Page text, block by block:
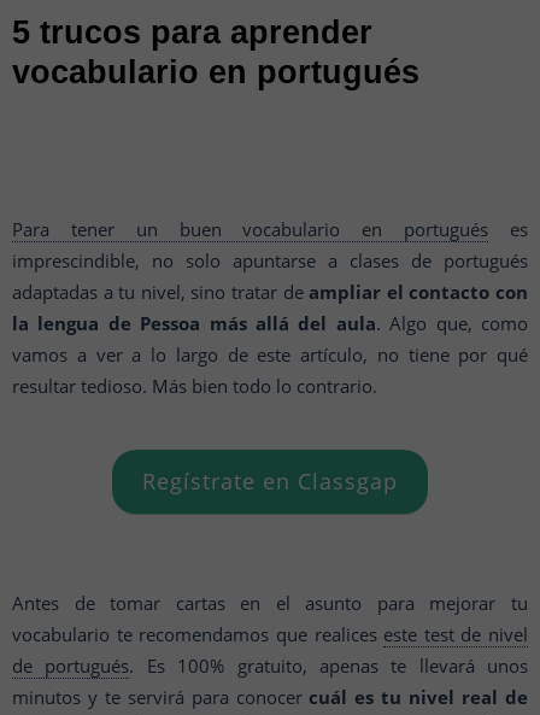
5 trucos para aprender
vocabulario en portugués
Para tener un buen vocabulario en portugués es
imprescindible, no solo apuntarse a clases de portugués
adaptadas a tu nivel, sino tratar deampliar el contacto con
la lengua de Pessoa más allá del aula. Algo que, como
vamos a ver a lo largo de este artículo, no tiene por qué
resultar tedioso. Más bien todo lo contrario.
Regístrate en Classgap
Antes de tomar cartas en el asunto para mejorar tu
vocabulario te recomendamos que realices este test de nivel
de portugués. Es 100% gratuito, apenas te llevará unos
minutos y te servirá para conocer cuál es tu nivel real de